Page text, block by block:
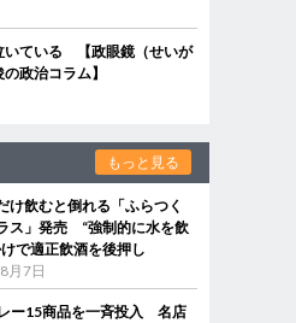
いている 【政眼鏡（せいが
政治コラム】
もっと見る
け飲むと倒れる「ふらつく
ス」発売 “強制的に水を飲
で適正飲酒を後押し
月7日
ー15商品を一斉投入 名店